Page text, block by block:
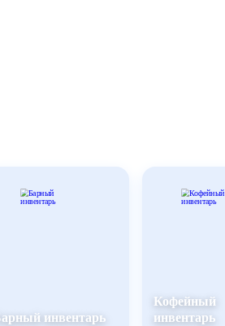
инвентарь
Кофейный
инвентарь